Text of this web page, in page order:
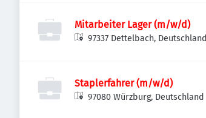
Mitarbeiter Lager (m/w/d)
97337 Dettelbach, Deutschland
Staplerfahrer (m/w/d)
97080 Würzburg, Deutschland